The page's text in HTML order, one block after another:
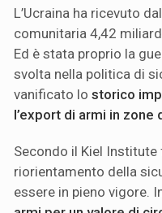
L’Ucraina ha ricevuto
comunitaria 4,42
Ed è stata proprio la
svolta nella politica di
vanificato lo storico
l’export di armi in zone
Secondo il Kiel
riorientamento della
essere in pieno vigore.